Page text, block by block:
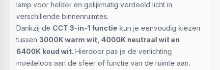
lamp voor helder en gelijkmatig verdeeld licht in
verschillende binnenruimtes.
Dankzij de CCT 3-in-1 functie kun je eenvoudig kiezen
tussen 3000K warm wit, 4000K neutraal wit en
6400K koud wit. Hierdoor pas je de verlichting
moeiteloos aan de sfeer of functie van de ruimte aan.